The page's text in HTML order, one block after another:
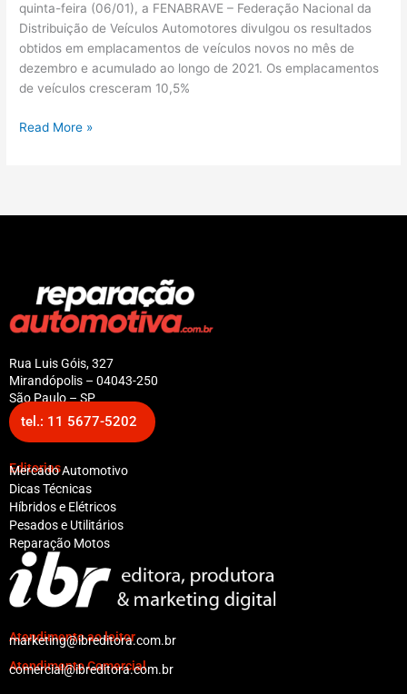
quinta-feira (06/01), a FENABRAVE – Federação Nacional da
Distribuição de Veículos Automotores divulgou os resultados
obtidos em emplacamentos de veículos novos no mês de
dezembro e acumulado ao longo de 2021. Os emplacamentos
de veículos cresceram 10,5%
Read More »
Rua Luis Góis, 327
Mirandópolis – 04043-250
São Paulo – SP
tel.: 11 5677-5202
Editorias
Mercado Automotivo
Dicas Técnicas
Híbridos e Elétricos
Pesados e Utilitários
Reparação Motos
Atendimento ao leitor
marketing@ibreditora.com.br
Atendimento Comercial
comercial@ibreditora.com.br